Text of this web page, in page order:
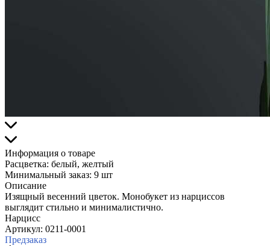
Информация о товаре
Расцветка: белый, желтый
Минимальный заказ: 9 шт
Описание
Изящный весенний цветок. Монобукет из нарциссов
выглядит стильно и минималистично.
Нарцисс
Артикул: 0211-0001
Предзаказ